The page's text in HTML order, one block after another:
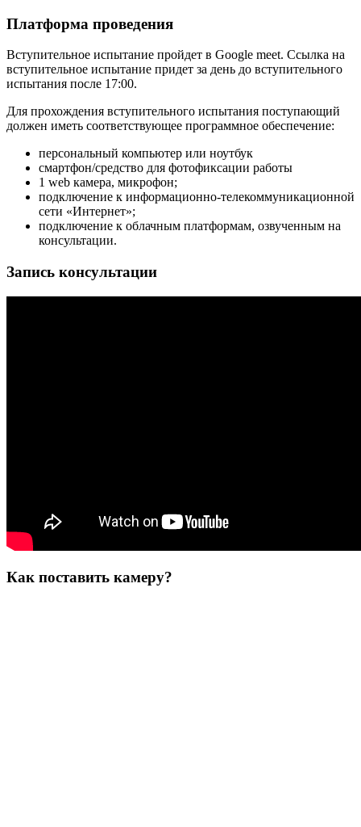
Платформа проведения
Вступительное испытание пройдет в Google meet. Ссылка на
вступительное испытание придет за день до вступительного
испытания после 17:00.
Для прохождения вступительного испытания поступающий
должен иметь соответствующее программное обеспечение:
персональный компьютер или ноутбук
смартфон/средство для фотофиксации работы
1 web камера, микрофон;
подключение к информационно-телекоммуникационной
сети «Интернет»;
подключение к облачным платформам, озвученным на
консультации.
Запись консультации
Как поставить камеру?